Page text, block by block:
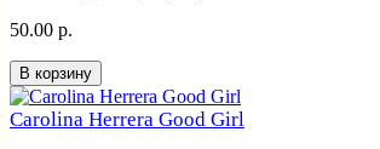
50.00 р.
В корзину
Carolina Herrera Good Girl